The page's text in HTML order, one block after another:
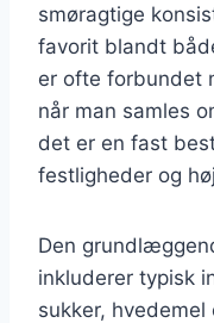
smøragtige
favorit blandt
er ofte forbundet
når man samles
det er en fast
festligheder og
Den
inkluderer typisk
sukker,